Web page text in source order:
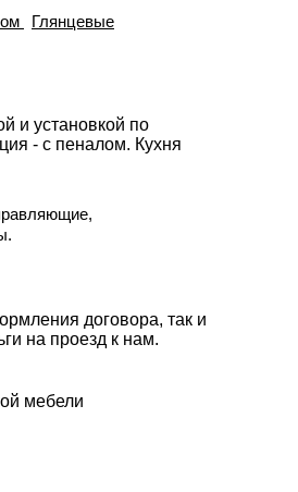
Глянцевые
и установкой по
- с пеналом. Кухня
договора, так и
на проезд к нам.
мебели